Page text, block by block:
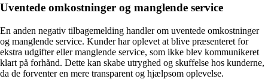
Uventede omkostninger og manglende service
En anden negativ tilbagemelding handler om uventede omkostninger
og manglende service. Kunder har oplevet at blive præsenteret for
ekstra udgifter eller manglende service, som ikke blev kommunikeret
klart på forhånd. Dette kan skabe utryghed og skuffelse hos kunderne,
da de forventer en mere transparent og hjælpsom oplevelse.